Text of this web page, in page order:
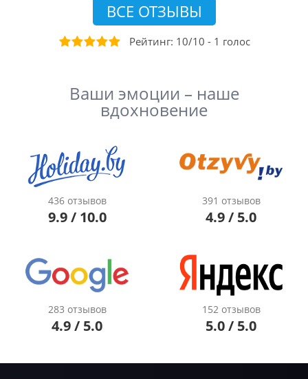
ВСЕ ОТЗЫВЫ
Рейтинг: 10/10 - 1 голоc
Ваши эмоции – наше
вдохновение
436 отзывов
9.9 / 10.0
391 отзывов
4.9 / 5.0
283 отзывов
4.9 / 5.0
152 отзывов
5.0 / 5.0